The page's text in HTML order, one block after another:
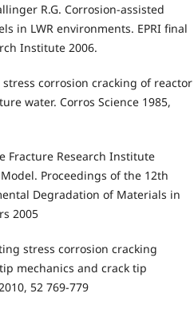
R.G. Corrosion-assisted
in LWR environments. EPRI final
Institute 2006.
stress corrosion cracking of reactor
water. Corros Science 1985,
Fracture Research Institute
Proceedings of the 12th
Degradation of Materials in
2005
stress corrosion cracking
mechanics and crack tip
52 769-779